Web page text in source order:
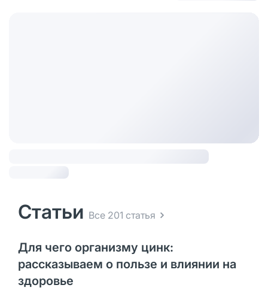
Статьи Все 201 статья
Для чего организму цинк:
рассказываем о пользе и влиянии на
здоровье